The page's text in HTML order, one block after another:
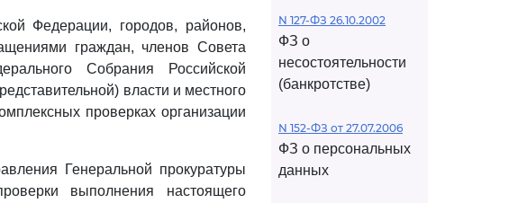
Федерации, городов, районов,
граждан, членов Совета
Собрания Российской
власти и местного
проверках организации
Генеральной прокуратуры
выполнения настоящего
N 127-ФЗ 26.10.2002
ФЗ о
несостоятельности
(банкротстве)
N 152-ФЗ от 27.07.2006
ФЗ о персональных
данных